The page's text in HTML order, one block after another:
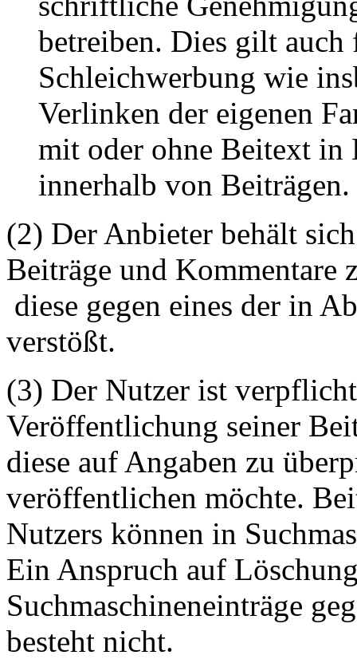
betreiben. Dies gilt auch
Schleichwerbung wie
Verlinken der eigenen
mit oder ohne Beitext in
innerhalb von Beiträgen.
(2) Der Anbieter behält
Beiträge und Kommentare
diese gegen eines der in
verstößt.
(3) Der Nutzer ist
Veröffentlichung seiner
diese auf Angaben zu
veröffentlichen möchte.
Nutzers können in
Ein Anspruch auf
Suchmaschineneinträge
besteht nicht.